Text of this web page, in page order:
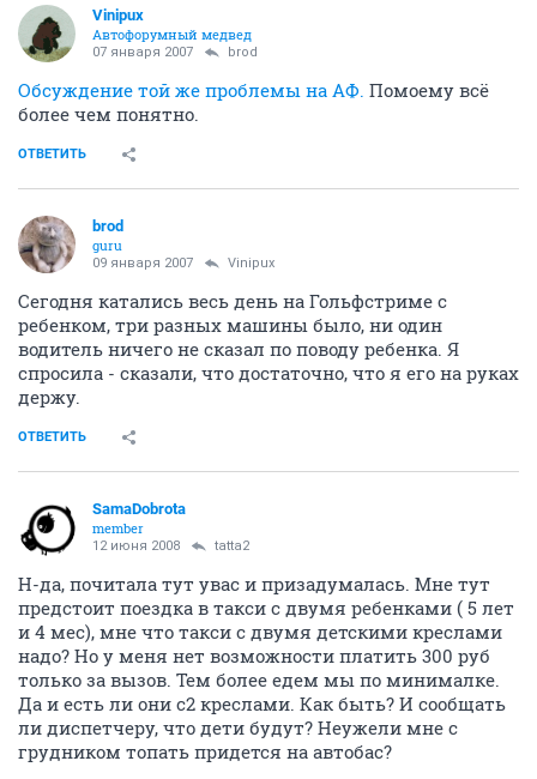
Vinipux
Автофорумный медвед
07 января 2007 brod
Обсуждение той же проблемы на АФ. Помоему всё
более чем понятно.
ОТВЕТИТЬ
brod
guru
09 января 2007 Vinipux
Сегодня катались весь день на Гольфстриме с
ребенком, три разных машины было, ни один
водитель ничего не сказал по поводу ребенка. Я
спросила - сказали, что достаточно, что я его на руках
держу.
ОТВЕТИТЬ
SamaDobrota
member
12 июня 2008 tatta2
Н-да, почитала тут увас и призадумалась. Мне тут
предстоит поездка в такси с двумя ребенками ( 5 лет
и 4 мес), мне что такси с двумя детскими креслами
надо? Но у меня нет возможности платить 300 руб
только за вызов. Тем более едем мы по минималке.
Да и есть ли они с2 креслами. Как быть? И сообщать
ли диспетчеру, что дети будут? Неужели мне с
грудником топать придется на автобас?